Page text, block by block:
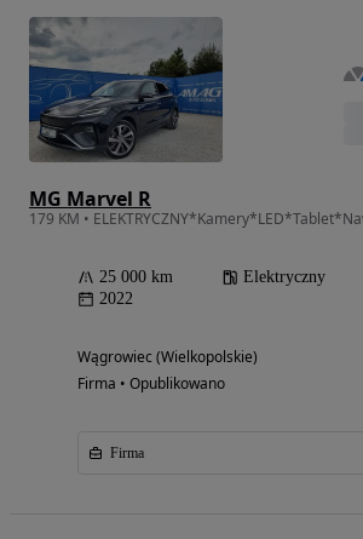
MG Marvel R
25 000 km Elektryczny
2022
Wągrowiec (Wielkopolskie)
Firma • Opublikowano
Firma